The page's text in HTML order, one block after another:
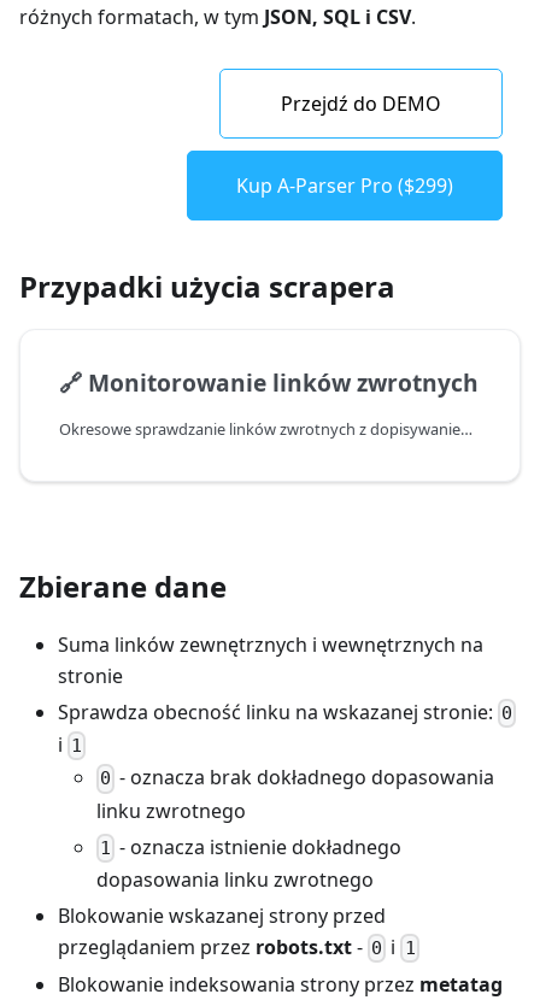
różnych formatach, w tym JSON, SQL i CSV.
Przejdź do DEMO
Kup A-Parser Pro ($299)
Przypadki użycia scrapera
🔗 Monitorowanie linków zwrotnych
Okresowe sprawdzanie linków zwrotnych z dopisywaniem wyników do tabeli bazy danych SQLite
Zbierane dane
Suma linków zewnętrznych i wewnętrznych na
stronie
Sprawdza obecność linku na wskazanej stronie: 0
i 1
0 - oznacza brak dokładnego dopasowania
linku zwrotnego
1 - oznacza istnienie dokładnego
dopasowania linku zwrotnego
Blokowanie wskazanej strony przed
przeglądaniem przez robots.txt- 0 i 1
Blokowanie indeksowania strony przez metatag